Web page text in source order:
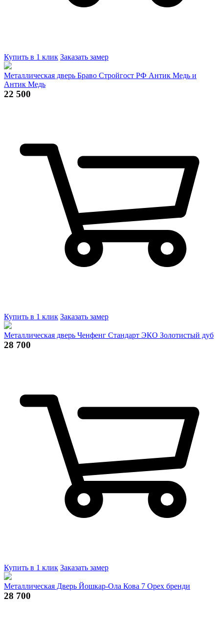
Купить в 1 клик Заказать замер
Металлическая дверь Браво Стройгост РФ Антик Медь и
Антик Медь
22 500
Купить в 1 клик Заказать замер
Металлическая дверь Ченфенг Стандарт ЭКО Золотистый дуб
28 700
Купить в 1 клик Заказать замер
Металлическая Дверь Йошкар-Ола Кова 7 Орех бренди
28 700